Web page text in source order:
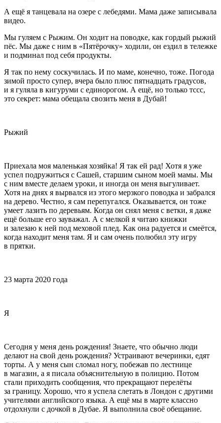
А ещё я танцевала на озере с лебедями. Мама даже записывала
видео.
Мы гуляем с Рыжим. Он ходит на поводке, как гордый рыжий
пёс. Мы даже с ним в «Пятёрочку» ходили, он ездил в тележке
и подминал под себя продукты.
Я так по нему соскучилась. И по маме, конечно, тоже. Погода
зимой просто супер, вчера было плюс пятнадцать градусов,
и я гуляла в кигуруми с единорогом. А ещё, но только тссс,
это секрет: мама обещала свозить меня в Дубай!
Рыжий
Приехала моя маленькая хозяйка! Я так ей рад! Хотя я уже
успел подружиться с Сашей, старшим сыном моей мамы. Мы
с ним вместе делаем уроки, и иногда он меня выгуливает.
Хотя на днях я вырвался из этого мерзкого поводка и забрался
на дерево. Честно, я сам перепугался. Оказывается, он тоже
умеет лазить по деревьям. Когда он снял меня с ветки, я даже
ещё больше его зауважал. А с мелкой я читаю книжки
и залезаю к ней под меховой плед. Как она радуется и смеётся,
когда находит меня там. Я и сам очень полюбил эту игру
в прятки.
23 марта 2020 года
Я
Сегодня у меня день рождения! Знаете, что обычно люди
делают на свой день рождения? Устраивают вечеринки, едят
торты. А у меня сын сломал ногу, побежав по лестнице
в магазин, а я писала объяснительную в полицию. Потом
стали приходить сообщения, что прекращают перелёты
за границу. Хорошо, что я успела слетать в Лондон с другими
учителями английского языка. А ещё мы в марте классно
отдохнули с дочкой в Дубае. Я выполнила своё обещание.